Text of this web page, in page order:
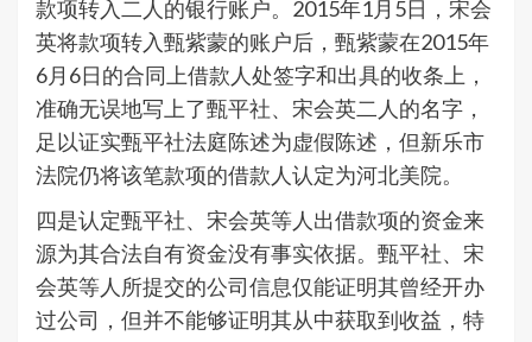
款项转入二人的银行账户。2015年1月5日，宋会
英将款项转入甄紫蒙的账户后，甄紫蒙在2015年
6月6日的合同上借款人处签字和出具的收条上，
准确无误地写上了甄平社、宋会英二人的名字，
足以证实甄平社法庭陈述为虚假陈述，但新乐市
法院仍将该笔款项的借款人认定为河北美院。
四是认定甄平社、宋会英等人出借款项的资金来
源为其合法自有资金没有事实依据。甄平社、宋
会英等人所提交的公司信息仅能证明其曾经开办
过公司，但并不能够证明其从中获取到收益，特